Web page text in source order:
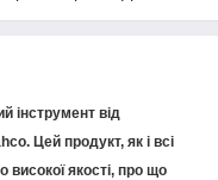
інструмент від
Цей продукт, як і всі
якості, про що